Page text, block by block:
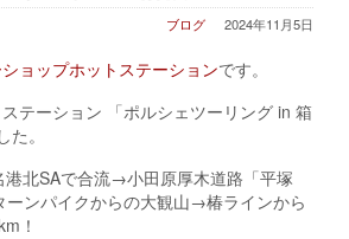
2024年11月5日
ブログ
ョップホットステーションです。
テーション 「ポルシェツーリング in 箱
。
北SAで合流→小田原厚木道路「平塚
ンパイクからの大観山→椿ラインから
！